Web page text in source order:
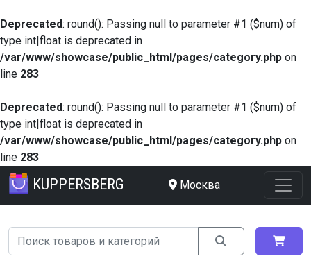
Deprecated: round(): Passing null to parameter #1 ($num) of
type int|float is deprecated in
/var/www/showcase/public_html/pages/category.php on
line 283
Deprecated: round(): Passing null to parameter #1 ($num) of
type int|float is deprecated in
/var/www/showcase/public_html/pages/category.php on
line 283
KUPPERSBERG Москва